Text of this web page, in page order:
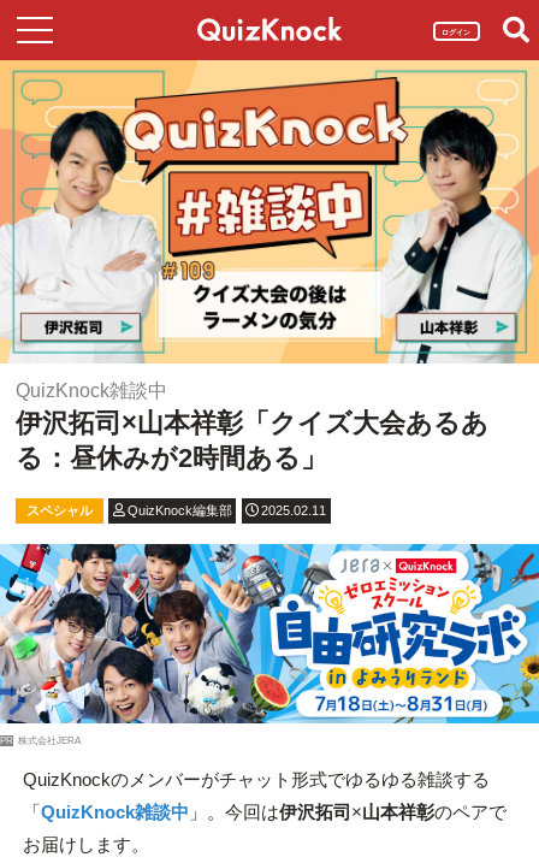
ログイン
QuizKnock雑談中
伊沢拓司×山本祥彰「クイズ大会あるあ
る：昼休みが2時間ある」
スペシャル QuizKnock編集部 2025.02.11
PR 株式会社JERA
QuizKnockのメンバーがチャット形式でゆるゆる雑談する
「QuizKnock雑談中 」。今回は伊沢拓司 ×山本祥彰のペアで
お届けします。